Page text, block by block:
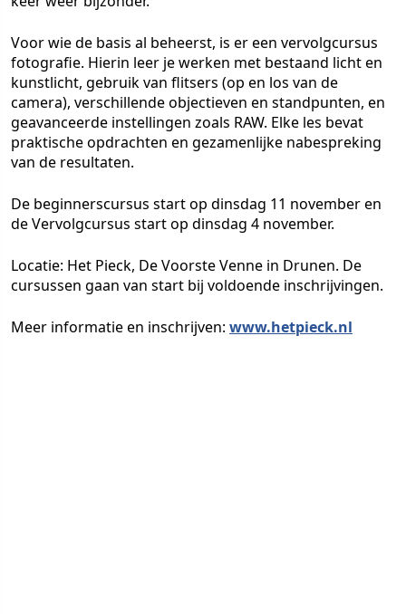
Voor wie de basis al beheerst, is er een vervolgcursus
fotografie. Hierin leer je werken met bestaand licht en
kunstlicht, gebruik van flitsers (op en los van de
camera), verschillende objectieven en standpunten, en
geavanceerde instellingen zoals RAW. Elke les bevat
praktische opdrachten en gezamenlijke nabespreking
van de resultaten.
De beginnerscursus start op dinsdag 11 november en
de Vervolgcursus start op dinsdag 4 november.
Locatie: Het Pieck, De Voorste Venne in Drunen. De
cursussen gaan van start bij voldoende inschrijvingen.
Meer informatie en inschrijven: www.hetpieck.nl